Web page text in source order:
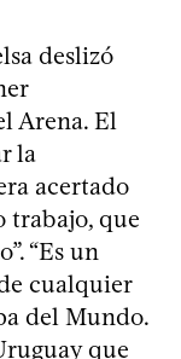
deslizó
Arena. El
la
acertado
trabajo, que
“Es un
cualquier
del Mundo.
que